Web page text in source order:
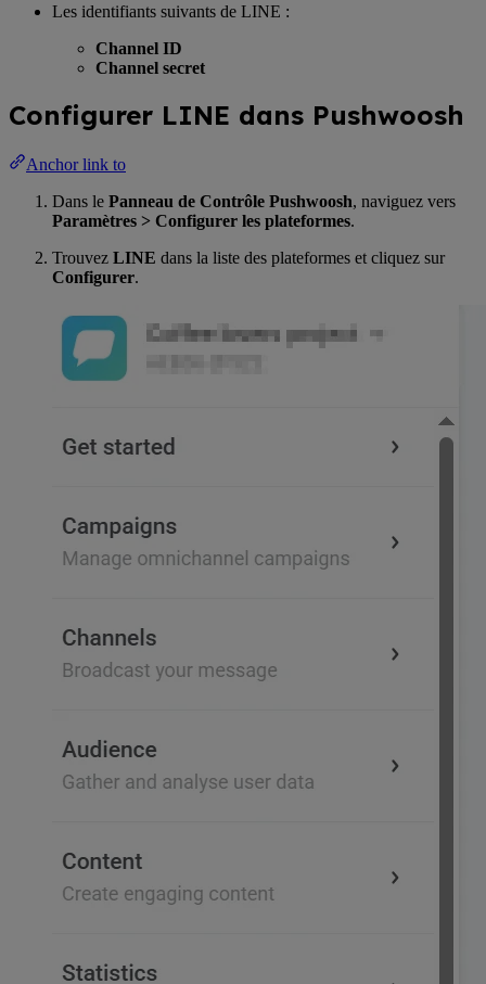
Les identifiants suivants de LINE :
Channel ID
Channel secret
Configurer LINE dans Pushwoosh
Anchor link to
Dans le Panneau de Contrôle Pushwoosh, naviguez vers
Paramètres > Configurer les plateformes.
Trouvez LINE dans la liste des plateformes et cliquez sur
Configurer.